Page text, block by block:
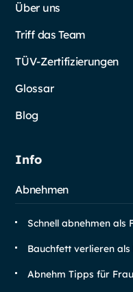
Über uns
Triff das Team
TÜV-Zertifizierungen
Glossar
Blog
Info
Abnehmen
Schnell abnehmen als
Bauchfett verlieren als
Abnehm Tipps für